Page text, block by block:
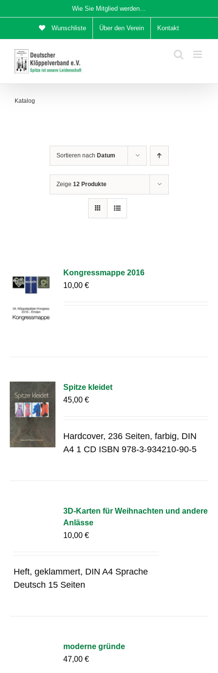
Inhalt
Wie Sie Mitglied werden…
Wunschliste Über den Verein Kontakt
Katalog
Sortieren nach Datum
Zeige 12 Produkte
Kongressmappe 2016
10,00€
Spitze kleidet
45,00€
Hardcover, 236 Seiten, farbig, DIN
A4 1 CD ISBN 978-3-934210-90-5
3D-Karten für Weihnachten und andere
Anlässe
10,00€
Heft, geklammert, DIN A4 Sprache
Deutsch 15 Seiten
moderne gründe
47,00€